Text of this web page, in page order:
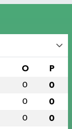
O P
0 0
0 0
0 0